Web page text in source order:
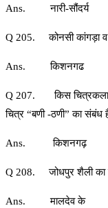
Ans. नारी-सौंदर्य
Q 205. कोनसी कांगड़ा व
Ans. किशनगढ
Q 207. किस चित्रकला
चित्र “बणी -ठणी” का संबंध
Ans. किशनगढ़
Q 208. जोधपुर शैली का
Ans. मालदेव के